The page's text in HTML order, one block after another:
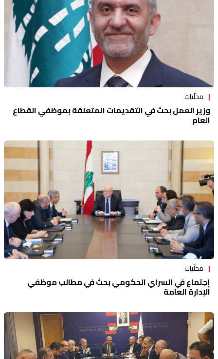
محلّيات
وزير العمل بحث في التقديمات المتعلقة بموظفي القطاع
العام
محلّيات
إجتماع في السراي الحكومي بحث في مطالب موظفي
الإدارة العامة